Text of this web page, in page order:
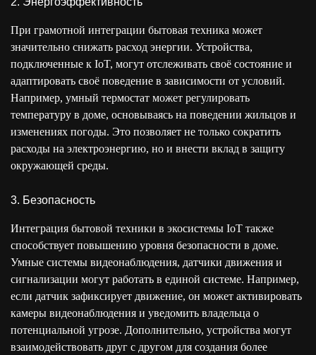
При грамотной интеграции бытовая техника может
значительно снижать расход энергии. Устройства,
подключенные к IoT, могут отслеживать своё состояние и
адаптировать своё поведение в зависимости от условий.
Например, умный термостат может регулировать
температуру в доме, основываясь на поведении жильцов и
изменениях погоды. Это позволяет не только сократить
расходы на электроэнергию, но и внести вклад в защиту
окружающей среды.
3. Безопасность
Интеграция бытовой техники в экосистемы IoT также
способствует повышению уровня безопасности в доме.
Умные системы видеонаблюдения, датчики движения и
сигнализации могут работать в единой системе. Например,
если датчик зафиксирует движение, он может активировать
камеры видеонаблюдения и уведомить владельца о
потенциальной угрозе. Дополнительно, устройства могут
взаимодействовать друг с другом для создания более